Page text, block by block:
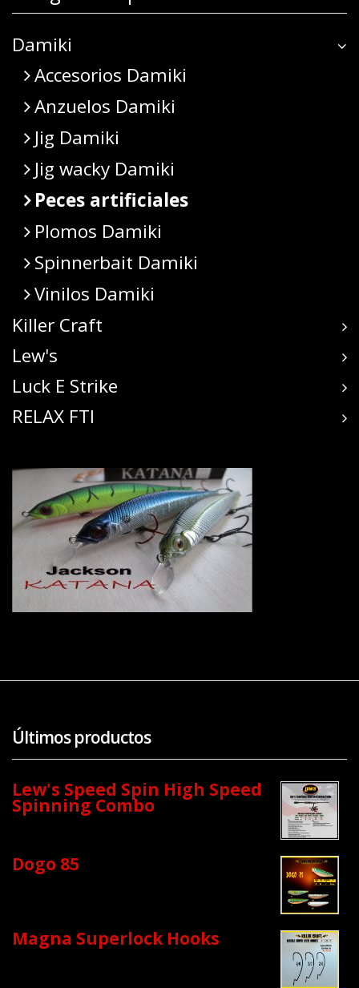
Damiki
Accesorios Damiki
Anzuelos Damiki
Jig Damiki
Jig wacky Damiki
Peces artificiales
Plomos Damiki
Spinnerbait Damiki
Vinilos Damiki
Killer Craft
Lew's
Luck E Strike
RELAX FTI
Últimos productos
Lew's Speed Spin High Speed
Spinning Combo
Dogo 85
Magna Superlock Hooks